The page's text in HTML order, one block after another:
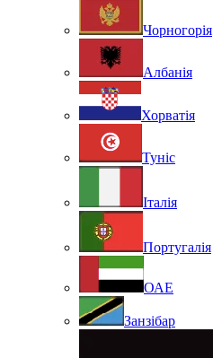
Чорногорія
Албанія
Хорватія
Туніс
Італія
Португалія
ОАЕ
Занзібар